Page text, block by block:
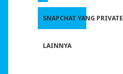
SNAPCHAT YANG PRIVATE
LAINNYA